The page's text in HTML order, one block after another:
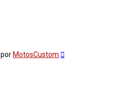
por MotosCustom